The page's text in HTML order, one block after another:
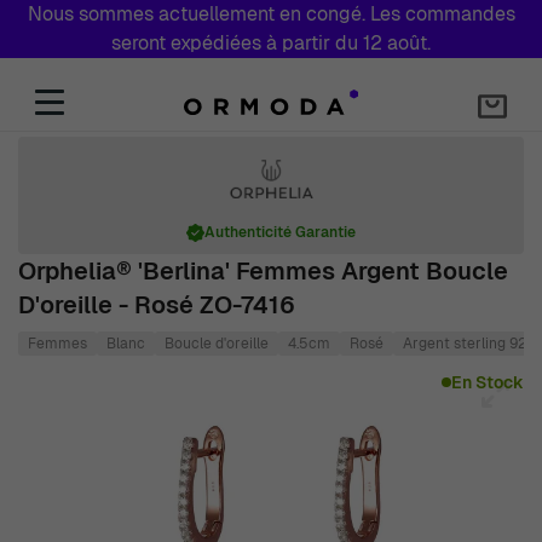
Nous sommes actuellement en congé. Les commandes
seront expédiées à partir du 12 août.
Orphelia® 'Berlina' Femmes Argent Boucle
D'oreille - Rosé ZO-7416
Authenticité Garantie
Femmes Blanc Boucle d'oreille 4.5cm Rosé Argent sterling 925
En Stock